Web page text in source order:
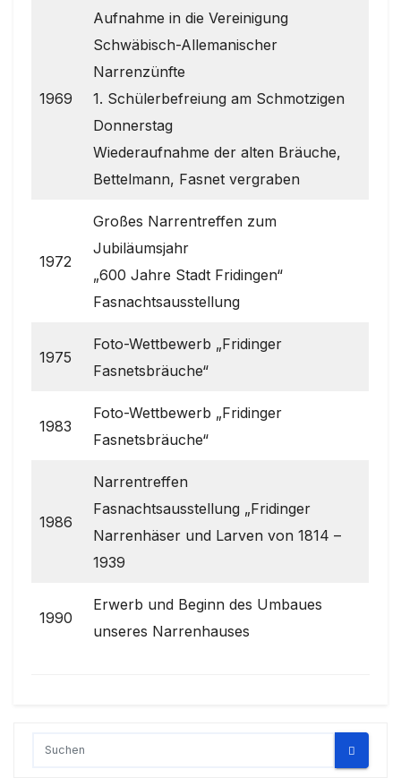
1969
Aufnahme in die Vereinigung
Schwäbisch-Allemanischer
Narrenzünfte
1. Schülerbefreiung am Schmotzigen
Donnerstag
Wiederaufnahme der alten Bräuche,
Bettelmann, Fasnet vergraben
1972
Großes Narrentreffen zum
Jubiläumsjahr
„600 Jahre Stadt Fridingen“
Fasnachtsausstellung
1975
Foto-Wettbewerb „Fridinger
Fasnetsbräuche“
1983
Foto-Wettbewerb „Fridinger
Fasnetsbräuche“
1986
Narrentreffen
Fasnachtsausstellung „Fridinger
Narrenhäser und Larven von 1814 –
1939
1990
Erwerb und Beginn des Umbaues
unseres Narrenhauses